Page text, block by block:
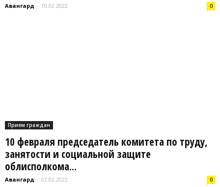
Авангард - 10.02.2022 0
Прием граждан
10 февраля председатель комитета по труду,
занятости и социальной защите
облисполкома...
Авангард - 02.02.2022 0